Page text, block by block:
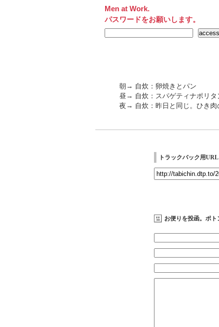
Men at Work.
パスワードをお願いします。
朝→ 自炊：卵焼きとパン
昼→ 自炊：スパゲティナポリタ
夜→ 自炊：昨日と同じ。ひき肉
トラックバック用URL
お便りを投函。ポト